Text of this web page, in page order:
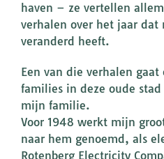
haven – ze vertellen
verhalen over het jaar
veranderd heeft.
Een van die verhalen
families in deze oude
mijn familie.
Voor 1948 werkt mijn
naar hem genoemd, als
Rotenberg Electricity